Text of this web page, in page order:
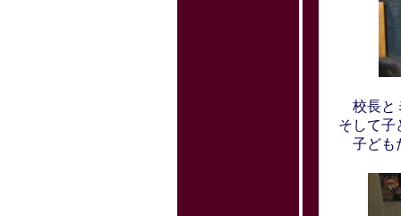
校長と
そして子
子ども